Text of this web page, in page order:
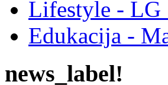
Lifestyle - LG
Edukacija -
news_label!